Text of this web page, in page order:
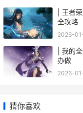
| 王者
全攻略
2026-
| 我的
办做
2026-
猜你喜欢